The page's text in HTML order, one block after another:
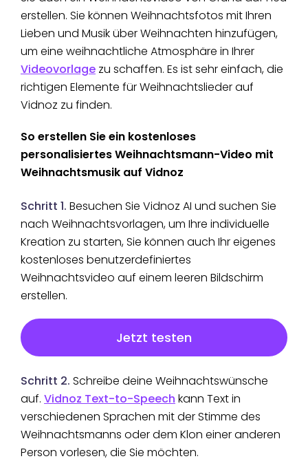
erstellen. Sie können Weihnachtsfotos mit Ihren
Lieben und Musik über Weihnachten hinzufügen,
um eine weihnachtliche Atmosphäre in Ihrer
Videovorlage zu schaffen. Es ist sehr einfach, die
richtigen Elemente für Weihnachtslieder auf
Vidnoz zu finden.
So erstellen Sie ein kostenloses
personalisiertes Weihnachtsmann-Video mit
Weihnachtsmusik auf Vidnoz
Schritt 1. Besuchen Sie Vidnoz AI und suchen Sie
nach Weihnachtsvorlagen, um Ihre individuelle
Kreation zu starten, Sie können auch Ihr eigenes
kostenloses benutzerdefiniertes
Weihnachtsvideo auf einem leeren Bildschirm
erstellen.
Jetzt testen
Schritt 2. Schreibe deine Weihnachtswünsche
auf. Vidnoz Text-to-Speech kann Text in
verschiedenen Sprachen mit der Stimme des
Weihnachtsmanns oder dem Klon einer anderen
Person vorlesen, die Sie möchten.